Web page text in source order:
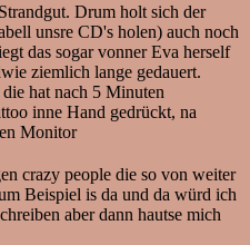
Drum holt sich der
unsre CD's holen) auch noch
das sogar vonner Eva herself
ziemlich lange gedauert.
hat nach 5 Minuten
inne Hand gedrückt, na
Monitor
crazy people die so von weiter
Beispiel is da und da würd ich
aber dann hautse mich